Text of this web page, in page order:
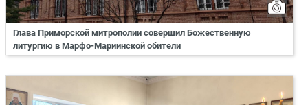
Глава Приморской митрополии совершил Божественную
литургию в Марфо-Мариинской обители